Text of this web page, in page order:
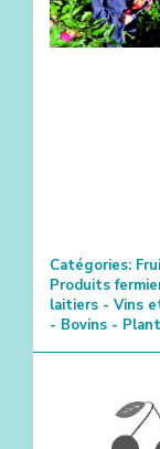
Catégories:
Produits
laitiers - Vins
- Bovins -